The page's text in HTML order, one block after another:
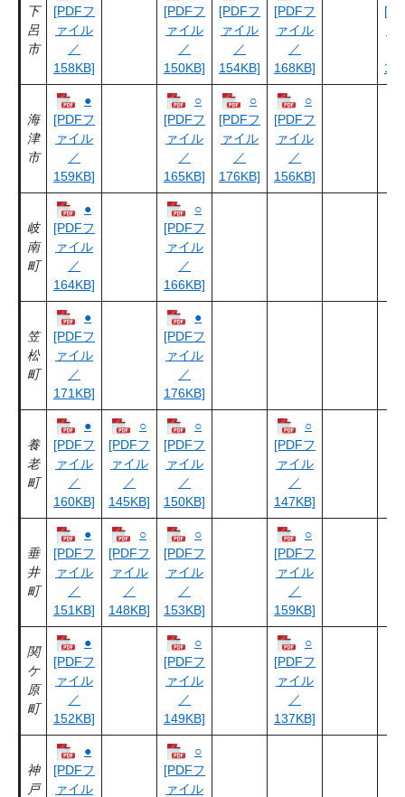
下
呂
市
[PDFフ
ァイル
／
158KB]
[PDFフ
ァイル
／
150KB]
[PDFフ
ァイル
／
154KB]
[PDFフ
ァイル
／
168KB]
海
津
市
●
[PDFフ
ァイル
／
159KB]
○
[PDFフ
ァイル
／
165KB]
○
[PDFフ
ァイル
／
176KB]
○
[PDFフ
ァイル
／
156KB]
岐
南
町
●
[PDFフ
ァイル
／
164KB]
○
[PDFフ
ァイル
／
166KB]
笠
松
町
●
[PDFフ
ァイル
／
171KB]
●
[PDFフ
ァイル
／
176KB]
養
老
町
●
[PDFフ
ァイル
／
160KB]
○
[PDFフ
ァイル
／
145KB]
○
[PDFフ
ァイル
／
150KB]
○
[PDFフ
ァイル
／
147KB]
垂
井
町
●
[PDFフ
ァイル
／
151KB]
○
[PDFフ
ァイル
／
148KB]
○
[PDFフ
ァイル
／
153KB]
○
[PDFフ
ァイル
／
159KB]
関
ケ
原
町
●
[PDFフ
ァイル
／
152KB]
○
[PDFフ
ァイル
／
149KB]
○
[PDFフ
ァイル
／
137KB]
神
戸
●
[PDFフ
ァイル
○
[PDFフ
ァイル